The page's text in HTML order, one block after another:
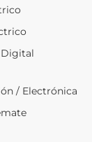
/ Electrónica